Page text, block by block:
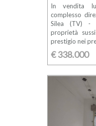
In vendita
complesso
Silea (TV) -
proprietà
prestigio nei
€ 338.000